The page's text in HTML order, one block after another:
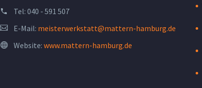
Tel: 040 - 591 507
E-Mail: meisterwerkstatt@mattern-hamburg.de
Website: www.mattern-hamburg.de